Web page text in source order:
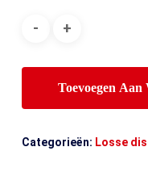
Toevoegen Aan
Categorieën: Losse